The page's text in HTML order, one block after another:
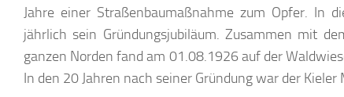
Jahre einer Straßenbaumaßnahme zum Opfer. In
jährlich sein Gründungsjubiläum. Zusammen mit
ganzen Norden fand am 01.08.1926 auf der
In den 20 Jahren nach seiner Gründung war der